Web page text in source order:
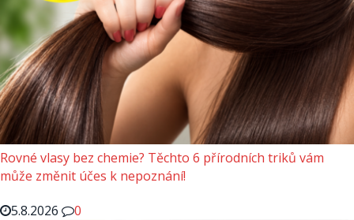
Rovné vlasy bez chemie? Těchto 6 přírodních triků vám
může změnit účes k nepoznání!
5.8.2026
0